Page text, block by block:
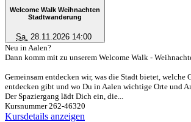
Welcome Walk Weihnachten
Stadtwanderung
Sa. 28.11.2026 14:00
Neu in Aalen?
Dann komm mit zu unserem Welcome Walk -
Gemeinsam entdecken wir, was die Stadt bietet, welche
entdecken gibt und wo Du in Aalen wichtige Orte und
Der Spaziergang lädt Dich ein, die...
Kursnummer 262-46320
Kursdetails anzeigen